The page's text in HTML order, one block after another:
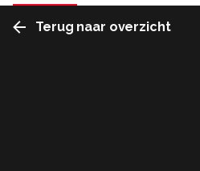
Terug naar overzicht